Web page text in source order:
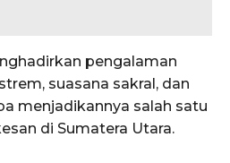
pengalaman
suasana sakral, dan
menjadikannya salah satu
di Sumatera Utara.